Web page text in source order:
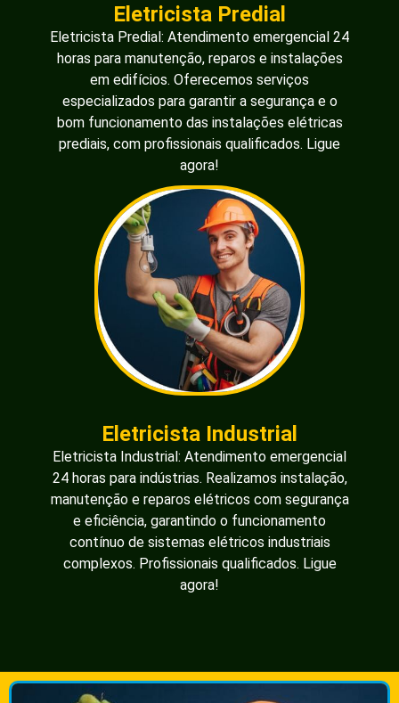
Eletricista Predial
Eletricista Predial: Atendimento emergencial 24
horas para manutenção, reparos e instalações
em edifícios. Oferecemos serviços
especializados para garantir a segurança e o
bom funcionamento das instalações elétricas
prediais, com profissionais qualificados. Ligue
agora!
Eletricista Industrial
Eletricista Industrial: Atendimento emergencial
24 horas para indústrias. Realizamos instalação,
manutenção e reparos elétricos com segurança
e eficiência, garantindo o funcionamento
contínuo de sistemas elétricos industriais
complexos. Profissionais qualificados. Ligue
agora!